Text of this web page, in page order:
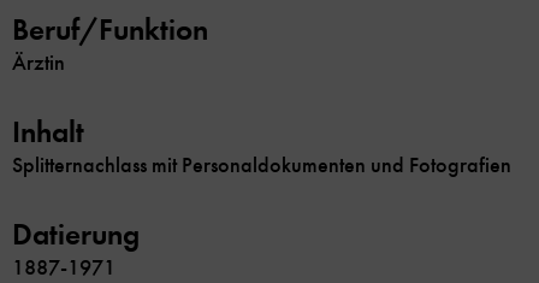
Beruf/Funktion
Ärztin
Inhalt
Splitternachlass mit Personaldokumenten und Fotografien
Datierung
1887-1971